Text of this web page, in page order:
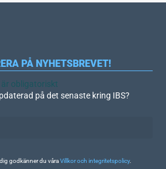
PÅ NYHETSBREVET!
är obligatoriskt
på det senaste kring IBS?
godkänner du våraVillkor och integritetspolicy.